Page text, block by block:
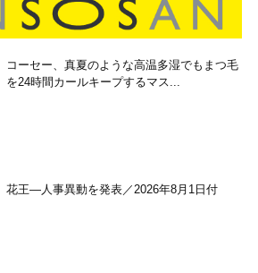
コーセー、真夏のような高温多湿でもまつ毛
を24時間カールキープするマス...
花王―人事異動を発表／2026年8月1日付